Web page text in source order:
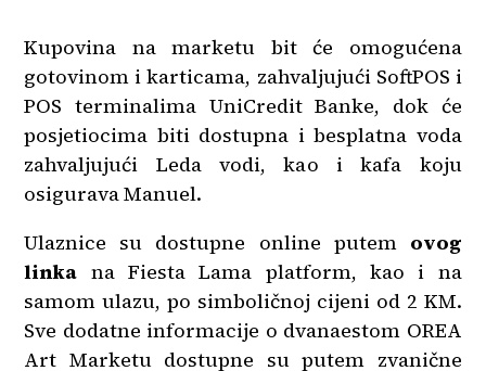
Kupovina na marketu bit će omogućena
gotovinom i karticama, zahvaljujući SoftPOS i
POS terminalima UniCredit Banke, dok će
posjetiocima biti dostupna i besplatna voda
zahvaljujući Leda vodi, kao i kafa koju
osigurava Manuel.
Ulaznice su dostupne online putem ovog
linka na Fiesta Lama platform, kao i na
samom ulazu, po simboličnoj cijeni od 2 KM.
Sve dodatne informacije o dvanaestom OREA
Art Marketu dostupne su putem zvanične